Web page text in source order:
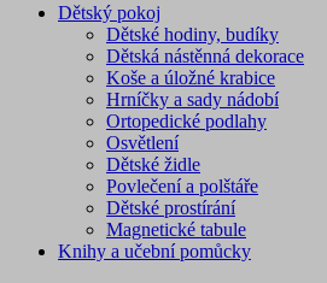
Dětský pokoj
Dětské hodiny, budíky
Dětská nástěnná dekorace
Koše a úložné krabice
Hrníčky a sady nádobí
Ortopedické podlahy
Osvětlení
Dětské židle
Povlečení a polštáře
Dětské prostírání
Magnetické tabule
Knihy a učební pomůcky